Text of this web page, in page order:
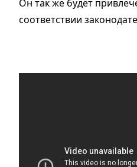
Он так же будет
соответствии